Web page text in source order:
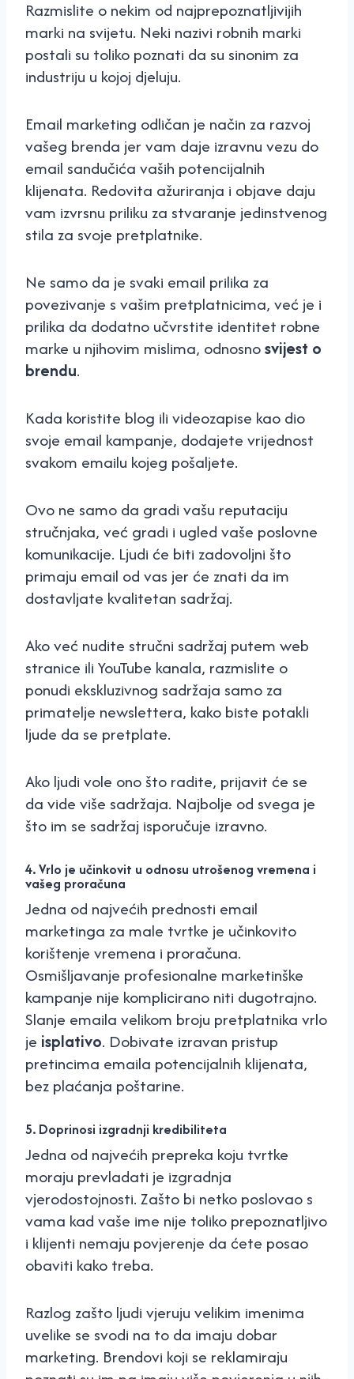
Razmislite o nekim od najprepoznatljivijih
marki na svijetu. Neki nazivi robnih marki
postali su toliko poznati da su sinonim za
industriju u kojoj djeluju.
Email marketing odličan je način za razvoj
vašeg brenda jer vam daje izravnu vezu do
email sandučića vaših potencijalnih
klijenata. Redovita ažuriranja i objave daju
vam izvrsnu priliku za stvaranje jedinstvenog
stila za svoje pretplatnike.
Ne samo da je svaki email prilika za
povezivanje s vašim pretplatnicima, već je i
prilika da dodatno učvrstite identitet robne
marke u njihovim mislima, odnosnosvijest o
brendu.
Kada koristite blog ili videozapise kao dio
svoje email kampanje, dodajete vrijednost
svakom emailu kojeg pošaljete.
Ovo ne samo da gradi vašu reputaciju
stručnjaka, već gradi i ugled vaše poslovne
komunikacije. Ljudi će biti zadovoljni što
primaju email od vas jer će znati da im
dostavljate kvalitetan sadržaj.
Ako već nudite stručni sadržaj putem web
stranice ili YouTube kanala, razmislite o
ponudi ekskluzivnog sadržaja samo za
primatelje newslettera, kako biste potakli
ljude da se pretplate.
Ako ljudi vole ono što radite, prijavit će se
da vide više sadržaja. Najbolje od svega je
što im se sadržaj isporučuje izravno.
4. Vrlo je učinkovit u odnosu utrošenog vremena i
vašeg proračuna
Jedna od najvećih prednosti email
marketinga za male tvrtke je učinkovito
korištenje vremena i proračuna.
Osmišljavanje profesionalne marketinške
kampanje nije komplicirano niti dugotrajno.
Slanje emaila velikom broju pretplatnika vrlo
je isplativo. Dobivate izravan pristup
pretincima emaila potencijalnih klijenata,
bez plaćanja poštarine.
5. Doprinosi izgradnji kredibiliteta
Jedna od najvećih prepreka koju tvrtke
moraju prevladati je izgradnja
vjerodostojnosti. Zašto bi netko poslovao s
vama kad vaše ime nije toliko prepoznatljivo
i klijenti nemaju povjerenje da ćete posao
obaviti kako treba.
Razlog zašto ljudi vjeruju velikim imenima
uvelike se svodi na to da imaju dobar
marketing. Brendovi koji se reklamiraju